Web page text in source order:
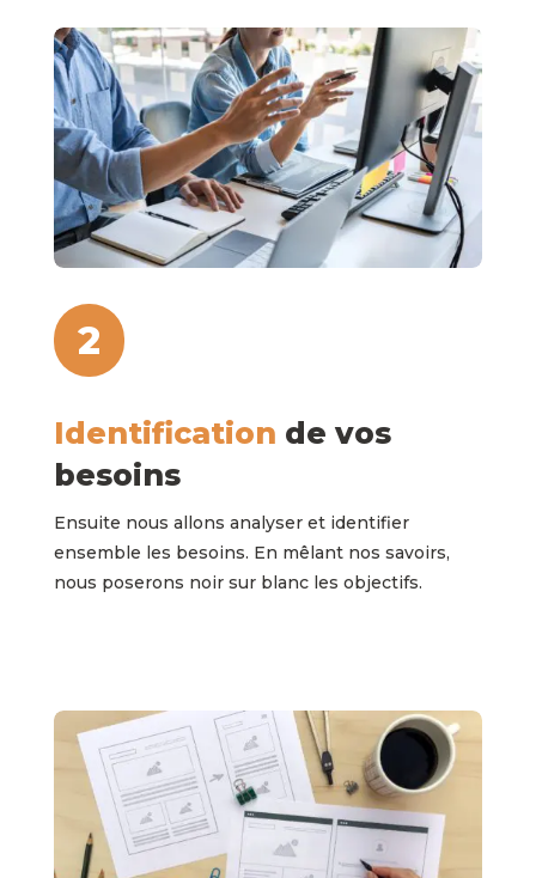
2
Identification de vos
besoins
Ensuite nous allons analyser et identifier
ensemble les besoins. En mêlant nos savoirs,
nous poserons noir sur blanc les objectifs.